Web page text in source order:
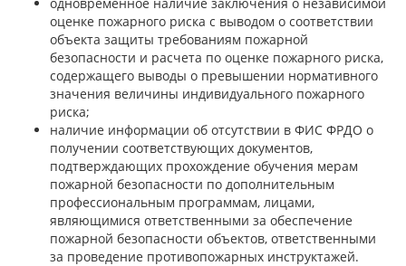
оценке пожарного риска с выводом о соответствии
объекта защиты требованиям пожарной
безопасности и расчета по оценке пожарного риска,
содержащего выводы о превышении нормативного
значения величины индивидуального пожарного
риска;
наличие информации об отсутствии в ФИС ФРДО о
получении соответствующих документов,
подтверждающих прохождение обучения мерам
пожарной безопасности по дополнительным
профессиональным программам, лицами,
являющимися ответственными за обеспечение
пожарной безопасности объектов, ответственными
за проведение противопожарных инструктажей.